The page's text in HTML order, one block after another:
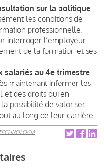
sur la politique
les conditions de
professionnelle.
interroger l’employeur
de la formation et ses
salariés au 4e trimestre
maintenant informer les
et des droits qui en
possibilité de valoriser
au long de leur carrière.